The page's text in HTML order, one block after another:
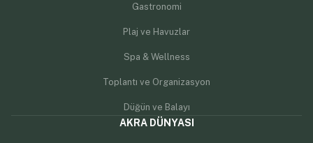
Gastronomi
Plaj ve Havuzlar
Spa & Wellness
Toplantı ve Organizasyon
Düğün ve Balayı
AKRA DÜNYASI